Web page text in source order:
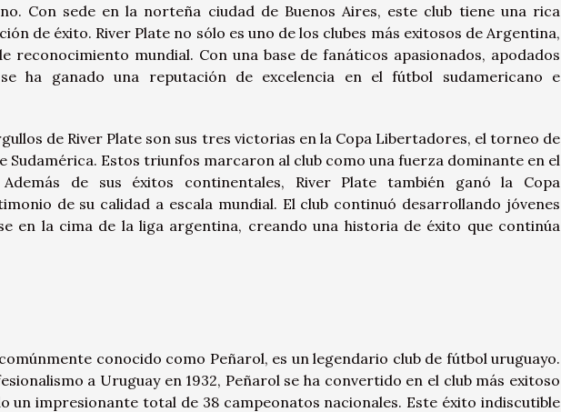
Con sede en la norteña ciudad de Buenos Aires, este club tiene una rica
de éxito. River Plate no sólo es uno de los clubes más exitosos de Argentina,
reconocimiento mundial. Con una base de fanáticos apasionados, apodados
se ha ganado una reputación de excelencia en el fútbol sudamericano e
de River Plate son sus tres victorias en la Copa Libertadores, el torneo de
Sudamérica. Estos triunfos marcaron al club como una fuerza dominante en el
de sus éxitos continentales, River Plate también ganó la Copa
de su calidad a escala mundial. El club continuó desarrollando jóvenes
en la cima de la liga argentina, creando una historia de éxito que continúa
conocido como Peñarol, es un legendario club de fútbol uruguayo.
a Uruguay en 1932, Peñarol se ha convertido en el club más exitoso
un impresionante total de 38 campeonatos nacionales. Este éxito indiscutible